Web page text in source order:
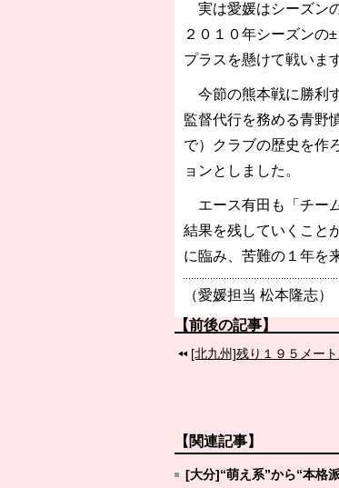
実は愛媛はシーズン
２０１０年シーズンの
プラスを懸けて戦いま
今節の熊本戦に勝利
監督代行を務める青野
で）クラブの歴史を作
ョンとしました。
エース有田も「チー
結果を残していくこと
に臨み、苦難の１年を
（愛媛担当 松本隆志）
【前後の記事】
[北九州]残り１９５メー
【関連記事】
[大分]“萌え系”から“本格